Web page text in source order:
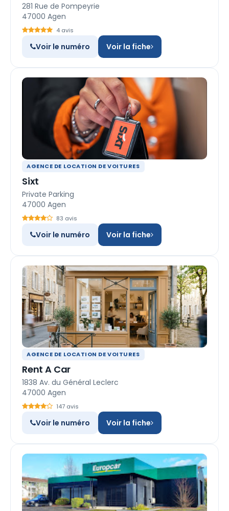
281 Rue de Pompeyrie
47000 Agen
4 avis
Voir le numéro Voir la fiche
AGENCE DE LOCATION DE VOITURES
Sixt
Private Parking
47000 Agen
83 avis
Voir le numéro Voir la fiche
AGENCE DE LOCATION DE VOITURES
Rent A Car
1838 Av. du Général Leclerc
47000 Agen
147 avis
Voir le numéro Voir la fiche